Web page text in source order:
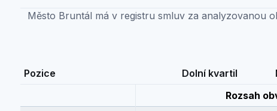
Město Bruntál má v registru smluv za analyzovanou
Pozice Dolní kvartil
Rozsah